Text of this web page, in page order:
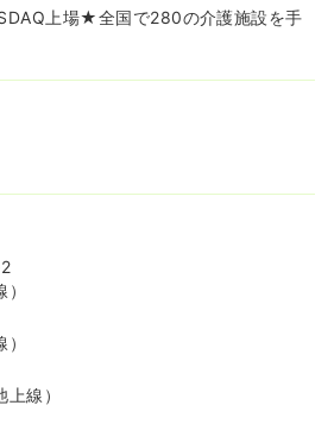
上場★全国で280の介護施設を手
線）